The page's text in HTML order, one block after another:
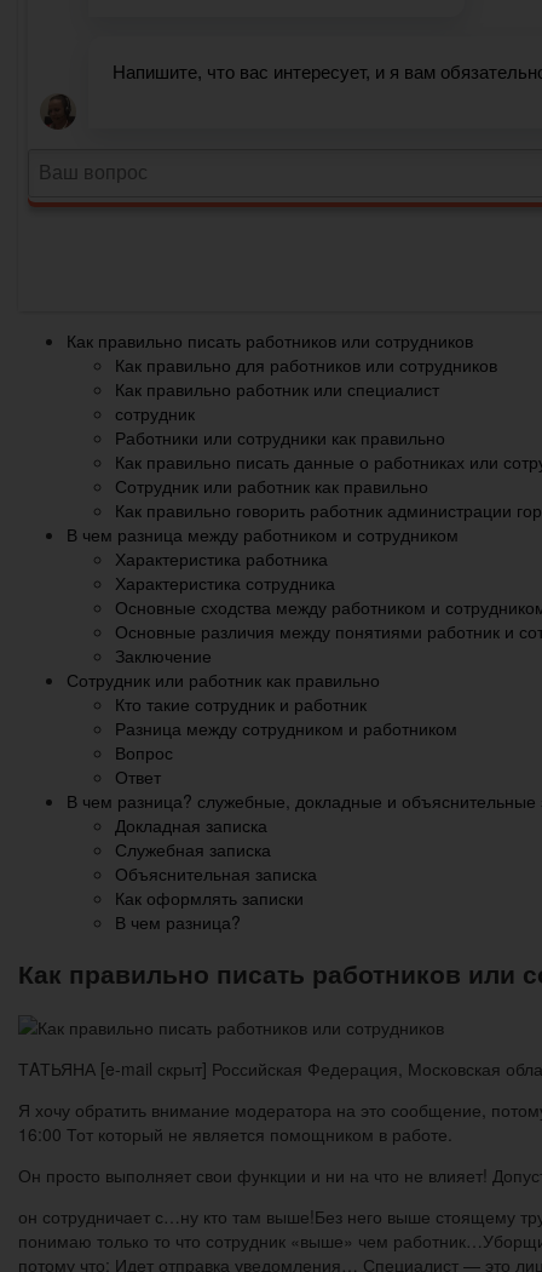
Как правильно писать работников или сотрудников
Как правильно для работников или сотрудников
Как правильно работник или специалист
сотрудник
Работники или сотрудники как правильно
Как правильно писать данные о работниках или
Сотрудник или работник как правильно
Как правильно говорить работник администрации
В чем разница между работником и сотрудником
Характеристика работника
Характеристика сотрудника
Основные сходства между работником и
Основные различия между понятиями работник и
Заключение
Сотрудник или работник как правильно
Кто такие сотрудник и работник
Разница между сотрудником и работником
Вопрос
Ответ
В чем разница? служебные, докладные и объяснительные
Докладная записка
Служебная записка
Объяснительная записка
Как оформлять записки
В чем разница?
Как правильно писать работников или
ТAТЬЯНА [e-mail скрыт] Российская Федерация, Московская
Я хочу обратить внимание модератора на это сообщение,
16:00 Тот который не является помощником в работе.
Он просто выполняет свои функции и ни на что не влияет!
он сотрудничает с…ну кто там выше!Без него выше стоящему
понимаю только то что сотрудник «выше» чем
потому что: Идет отправка уведомления… Специалист — это